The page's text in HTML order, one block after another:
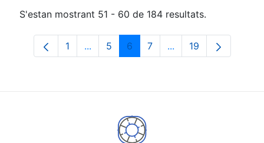
S'estan mostrant 51 - 60 de 184 resultats.
Pàgina
1 ...Pàgines intermèdies Utilitzeu TAB per
Pàgina
5 Pàgina
6 Pàgina
7 ...PàginesPàgina
19